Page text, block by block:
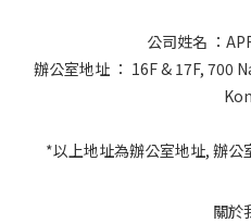
公司姓名 ：
辦公室地址 ： 16F & 17F, 700
*以上地址為辦公室地址, 辦公
關於